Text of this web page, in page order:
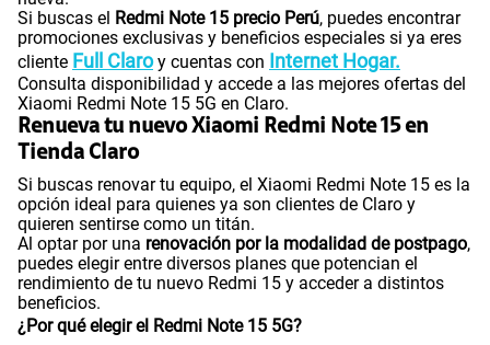
Si buscas el Redmi Note 15 precio Perú, puedes encontrar
promociones exclusivas y beneficios especiales si ya eres
cliente Full Claroy cuentas con Internet Hogar.
Consulta disponibilidad y accede a las mejores ofertas del
Xiaomi Redmi Note 15 5G en Claro.
Renueva tu nuevo Xiaomi Redmi Note 15 en
Tienda Claro
Si buscas renovar tu equipo, el Xiaomi Redmi Note 15 es la
opción ideal para quienes ya son clientes de Claro y
quieren sentirse como un titán.
Al optar por una renovación por la modalidad de postpago,
puedes elegir entre diversos planes que potencian el
rendimiento de tu nuevo Redmi 15 y acceder a distintos
beneficios.
¿Por qué elegir el Redmi Note 15 5G?